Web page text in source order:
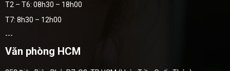
T2 – T6: 08h30 – 18h00
T7: 8h30 – 12h00
---
Văn phòng HCM